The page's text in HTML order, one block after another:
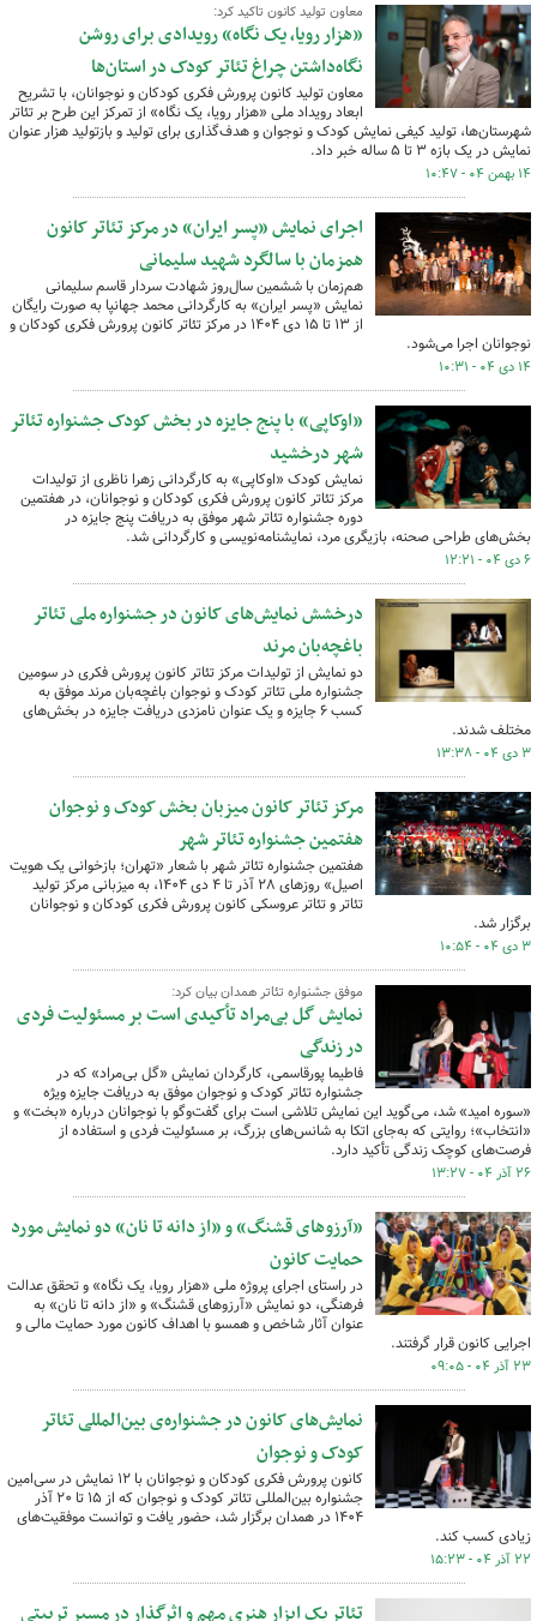
معاون تولید کانون تاکید کرد:
«هزار رویا، یک نگاه» رویدادی برای روشن
نگاه‌داشتن چراغ تئاتر کودک در استان‌ها
معاون تولید کانون پرورش فکری کودکان و نوجوانان، با تشریح
ابعاد رویداد ملی «هزار رویا، یک نگاه» از تمرکز این طرح بر تئاتر
شهرستان‌ها، تولید کیفی نمایش کودک و نوجوان و هدف‌گذاری برای تولید و بازتولید هزار عنوان
نمایش در یک بازه ۳ تا ۵ ساله خبر داد.
۱۴ بهمن ۰۴ - ۱۰:۴۷
اجرای نمایش «پسر ایران» در مرکز تئاتر کانون
همزمان با سالگرد شهید سلیمانی
هم‌زمان با ششمین سال‌روز شهادت سردار قاسم سلیمانی
نمایش «پسر ایران» به کارگردانی محمد جهانپا به صورت رایگان
از ۱۳ تا ۱۵ دی ۱۴۰۴ در مرکز تئاتر کانون پرورش فکری کودکان و
نوجوانان اجرا می‌شود.
۱۴ دی ۰۴ - ۱۰:۳۱
«اوکاپی» با پنج جایزه در بخش کودک جشنواره تئاتر
شهر درخشید
نمایش کودک «اوکاپی» به کارگردانی زهرا ناظری از تولیدات
مرکز تئاتر کانون پرورش فکری کودکان و نوجوانان، در هفتمین
دوره جشنواره تئاتر شهر موفق به دریافت پنج جایزه در
بخش‌های طراحی صحنه، بازیگری مرد، نمایشنامه‌نویسی و کارگردانی شد.
۶ دی ۰۴ - ۱۲:۲۱
درخشش نمایش‌های کانون در جشنواره ملی تئاتر
باغچه‌بان مرند
دو نمایش از تولیدات مرکز تئاتر کانون پرورش فکری در سومین
جشنواره ملی تئاتر کودک و نوجوان باغچه‌بان مرند موفق به
کسب ۶ جایزه و یک عنوان نامزدی دریافت جایزه در بخش‌های
مختلف شدند.
۳ دی ۰۴ - ۱۳:۳۸
مرکز تئاتر کانون میزبان بخش کودک و نوجوان
هفتمین جشنواره تئاتر شهر
هفتمین جشنواره تئاتر شهر با شعار «تهران؛ بازخوانی یک هویت
اصیل» روزهای ۲۸ آذر تا ۴ دی ۱۴۰۴، به میزبانی مرکز تولید
تئاتر و تئاتر عروسکی کانون پرورش فکری کودکان و نوجوانان
برگزار شد.
۳ دی ۰۴ - ۱۰:۵۴
موفق جشنواره تئاتر همدان بیان کرد:
نمایش گل بی‌مراد تأکیدی است بر مسئولیت فردی
در زندگی
فاطیما پورقاسمی، کارگردان نمایش «گل بی‌مراد» که در
جشنواره تئاتر کودک و نوجوان موفق به دریافت جایزه ویژه
«سوره امید» شد، می‌گوید این نمایش تلاشی است برای گفت‌وگو با نوجوانان درباره «بخت» و
«انتخاب»؛ روایتی که به‌جای اتکا به شانس‌های بزرگ، بر مسئولیت فردی و استفاده از
فرصت‌های کوچک زندگی تأکید دارد.
۲۶ آذر ۰۴ - ۱۳:۲۷
«آرزوهای قشنگ» و «از دانه تا نان» دو نمایش مورد
حمایت کانون
در راستای اجرای پروژه ملی «هزار رویا، یک نگاه» و تحقق عدالت
فرهنگی، دو نمایش «آرزوهای قشنگ» و «از دانه تا نان» به
عنوان آثار شاخص و همسو با اهداف کانون مورد حمایت مالی و
اجرایی کانون قرار گرفتند.
۲۳ آذر ۰۴ - ۰۹:۰۵
نمایش‌های کانون در جشنواره‌ی بین‌المللی تئاتر
کودک و نوجوان
کانون پرورش فکری کودکان و نوجوانان با ۱۲ نمایش در سی‌امین
جشنواره بین‌المللی تئاتر کودک و نوجوان که از ۱۵ تا ۲۰ آذر
۱۴۰۴ در همدان برگزار شد، حضور یافت و توانست موفقیت‌های
زیادی کسب کند.
۲۲ آذر ۰۴ - ۱۵:۲۳
تئاتر یک ابزار هنری مهم و اثرگذار در مسیر تربیتی